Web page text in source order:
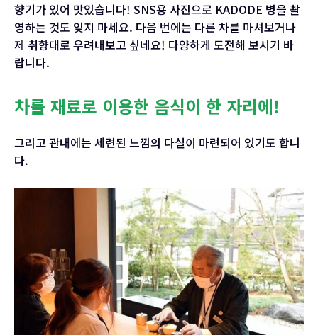
향기가 있어 맛있습니다! SNS용 사진으로 KADODE 병을 촬
영하는 것도 잊지 마세요. 다음 번에는 다른 차를 마셔보거나
제 취향대로 우려내보고 싶네요! 다양하게 도전해 보시기 바
랍니다.
차를 재료로 이용한 음식이 한 자리에!
그리고 관내에는 세련된 느낌의 다실이 마련되어 있기도 합니
다.